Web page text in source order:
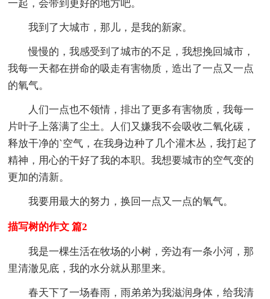
一起，会带到更好的地方吧。
我到了大城市，那儿，是我的新家。
慢慢的，我感受到了城市的不足，我想挽回城市，
我每一天都在拼命的吸走有害物质，造出了一点又一点
的氧气。
人们一点也不领情，排出了更多有害物质，我每一
片叶子上落满了尘土。人们又嫌我不会吸收二氧化碳，
释放干净的`空气，在我身边种了几个灌木丛，我打起了
精神，用心的干好了我的本职。我想要城市的空气变的
更加的清新。
我要用最大的努力，换回一点又一点的氧气。
描写树的作文 篇2
我是一棵生活在牧场的小树，旁边有一条小河，那
里清澈见底，我的水分就从那里来。
春天下了一场春雨，雨弟弟为我滋润身体，给我清